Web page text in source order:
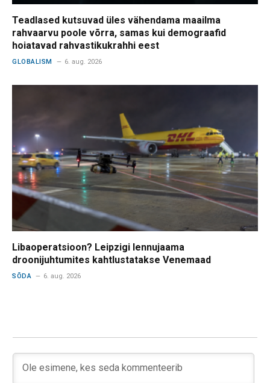
Teadlased kutsuvad üles vähendama maailma
rahvaarvu poole võrra, samas kui demograafid
hoiatavad rahvastikukrahhi eest
GLOBALISM 6. aug. 2026
Libaoperatsioon? Leipzigi lennujaama
droonijuhtumites kahtlustatakse Venemaad
SÕDA 6. aug. 2026